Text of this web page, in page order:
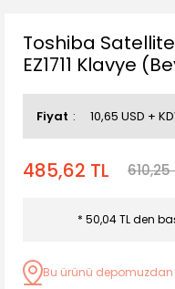
Toshiba Satellite
EZ1711 Klavye
Fiyat 10,65 USD +
485,62 TL 610,25
* 50,04 TL den
Bu ürünü